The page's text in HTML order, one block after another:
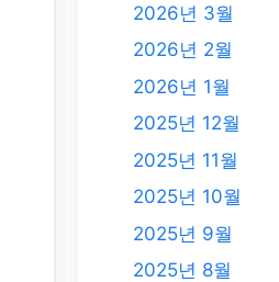
2026년 3월
2026년 2월
2026년 1월
2025년 12월
2025년 11월
2025년 10월
2025년 9월
2025년 8월